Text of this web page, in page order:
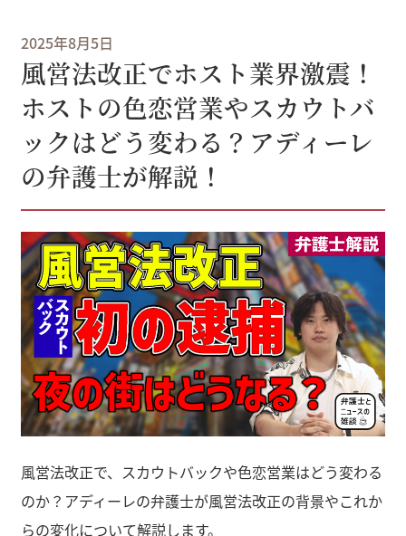
2025年8月5日
風営法改正でホスト業界激震！
ホストの色恋営業やスカウトバ
ックはどう変わる？アディーレ
の弁護士が解説！
風営法改正で、スカウトバックや色恋営業はどう変わる
のか？アディーレの弁護士が風営法改正の背景やこれか
らの変化について解説します。